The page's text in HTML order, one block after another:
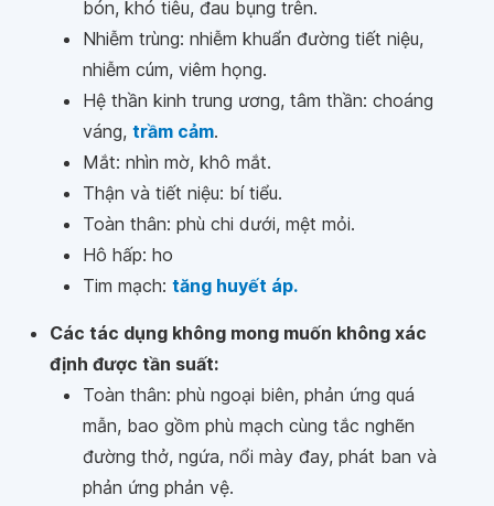
bón, khó tiêu, đau bụng trên.
Nhiễm trùng: nhiễm khuẩn đường tiết niệu,
nhiễm cúm, viêm họng.
Hệ thần kinh trung ương, tâm thần: choáng
váng, trầm cảm.
Mắt: nhìn mờ, khô mắt.
Thận và tiết niệu: bí tiểu.
Toàn thân: phù chi dưới, mệt mỏi.
Hô hấp: ho
Tim mạch: tăng huyết áp.
Các tác dụng không mong muốn không xác
định được tần suất:
Toàn thân: phù ngoại biên, phản ứng quá
mẫn, bao gồm phù mạch cùng tắc nghẽn
đường thở, ngứa, nổi mày đay, phát ban và
phản ứng phản vệ.